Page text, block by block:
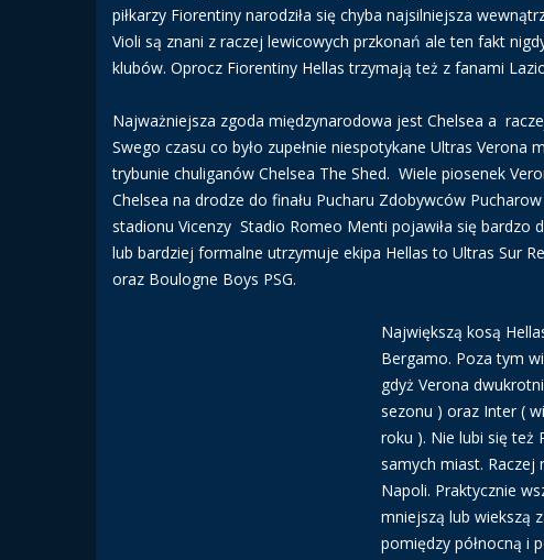
piłkarzy Fiorentiny narodziła się chyba najsilniejsza
Violi są znani z raczej lewicowych przkonań ale ten fakt
klubów. Oprocz Fiorentiny Hellas trzymają też z fanami
Najważniejsza zgoda międzynarodowa jest Chelsea a
Swego czasu co było zupełnie niespotykane Ultras
trybunie chuliganów Chelsea The Shed. Wiele piosenek
Chelsea na drodze do finału Pucharu Zdobywców
stadionu Vicenzy Stadio Romeo Menti pojawiła się bardzo
lub bardziej formalne utrzymuje ekipa Hellas to Ultras Sur
oraz Boulogne Boys PSG.
Największą kosą
Bergamo. Poza tym
gdyż Verona
sezonu ) oraz Inter (
roku ). Nie lubi się też
samych miast. Raczej
Napoli. Praktycznie
mniejszą lub wiekszą
pomiędzy północną i